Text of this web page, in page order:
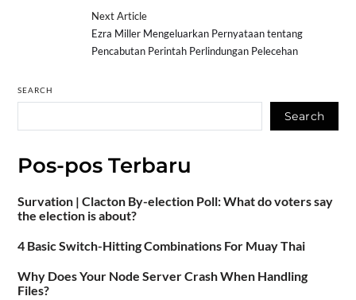
Next Article
Ezra Miller Mengeluarkan Pernyataan tentang
Pencabutan Perintah Perlindungan Pelecehan
SEARCH
Search
Pos-pos Terbaru
Survation | Clacton By-election Poll: What do voters say
the election is about?
4 Basic Switch-Hitting Combinations For Muay Thai
Why Does Your Node Server Crash When Handling
Files?